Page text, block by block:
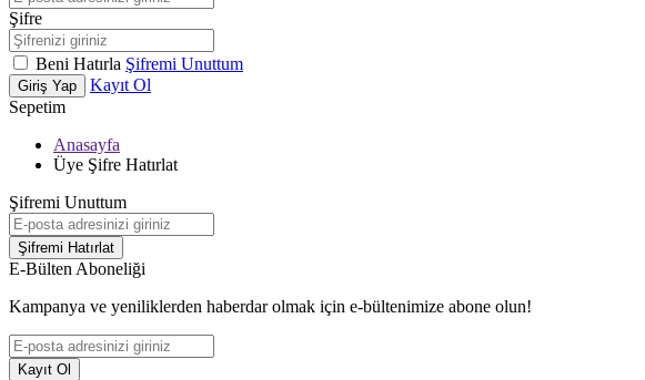
Şifre
Beni Hatırla Şifremi Unuttum
Giriş Yap
Kayıt Ol
Sepetim
Anasayfa
Üye Şifre Hatırlat
Şifremi Unuttum
Şifremi Hatırlat
E-Bülten Aboneliği
Kampanya ve yeniliklerden haberdar olmak için e-bültenimize abone olun!
Kayıt Ol